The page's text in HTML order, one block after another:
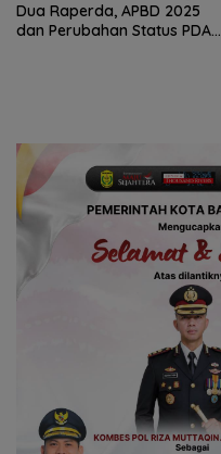
Dua Raperda, APBD 2025
dan Perubahan Status PDAM